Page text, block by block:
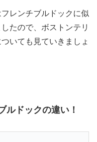
レンチブルドックに似
たので、ボストンテリ
いても見ていきましょ
ルドックの違い！